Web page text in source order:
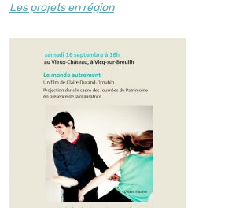
Les projets en région